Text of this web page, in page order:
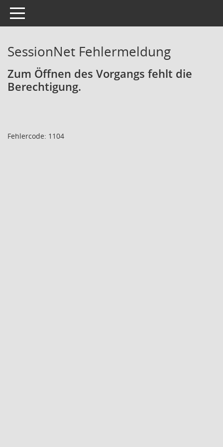
Toggle navigation
SessionNet Fehlermeldung
Zum Öffnen des Vorgangs fehlt die
Berechtigung.
Fehlercode: 1104